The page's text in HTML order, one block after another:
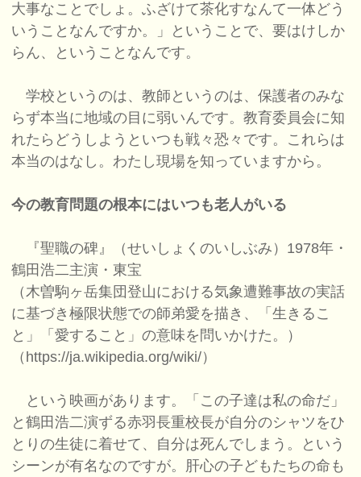
大事なことでしょ。ふざけて茶化すなんて一体どう
いうことなんですか。」ということで、要はけしか
らん、ということなんです。
学校というのは、教師というのは、保護者のみな
らず本当に地域の目に弱いんです。教育委員会に知
れたらどうしようといつも戦々恐々です。これらは
本当のはなし。わたし現場を知っていますから。
今の教育問題の根本にはいつも老人がいる
『聖職の碑』（せいしょくのいしぶみ）1978年・
鶴田浩二主演・東宝
（木曽駒ヶ岳集団登山における気象遭難事故の実話
に基づき極限状態での師弟愛を描き、「生きるこ
と」「愛すること」の意味を問いかけた。）
（https://ja.wikipedia.org/wiki/）
という映画があります。「この子達は私の命だ」
と鶴田浩二演ずる赤羽長重校長が自分のシャツをひ
とりの生徒に着せて、自分は死んでしまう。という
シーンが有名なのですが。肝心の子どもたちの命も